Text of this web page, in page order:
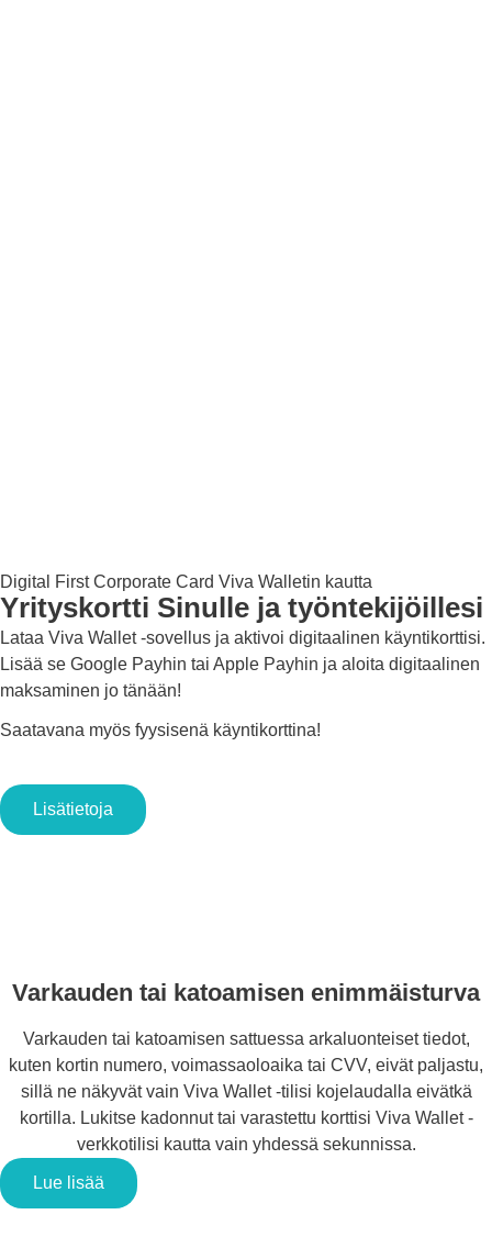
Digital First Corporate Card Viva Walletin kautta
Yrityskortti Sinulle ja työntekijöillesi
Lataa Viva Wallet -sovellus ja aktivoi digitaalinen käyntikorttisi.
Lisää se Google Payhin tai Apple Payhin ja aloita digitaalinen
maksaminen jo tänään!
Saatavana myös fyysisenä käyntikorttina!
Lisätietoja
Varkauden tai katoamisen enimmäisturva
Varkauden tai katoamisen sattuessa arkaluonteiset tiedot,
kuten kortin numero, voimassaoloaika tai CVV, eivät paljastu,
sillä ne näkyvät vain Viva Wallet -tilisi kojelaudalla eivätkä
kortilla. Lukitse kadonnut tai varastettu korttisi Viva Wallet -
verkkotilisi kautta vain yhdessä sekunnissa.
Lue lisää